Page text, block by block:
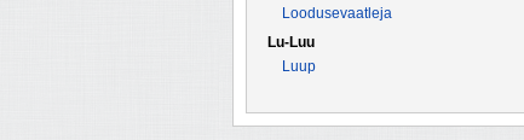
Loodusevaatleja
Lu-Luu
Luup